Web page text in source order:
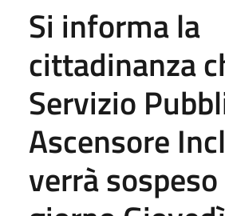
Si informa la
cittadinanza
Servizio
Ascensore
verrà